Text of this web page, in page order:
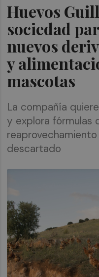
Huevos
sociedad
nuevos
y
mascotas
La compañía
y explora fórmulas
descartado